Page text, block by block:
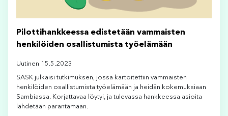
Pilottihankkeessa edistetään vammaisten
henkilöiden osallistumista työelämään
Uutinen 15.5.2023
SASK julkaisi tutkimuksen, jossa kartoitettiin vammaisten
henkilöiden osallistumista työelämään ja heidän kokemuksiaan
Sambiassa. Korjattavaa löytyi, ja tulevassa hankkeessa asioita
lähdetään parantamaan.